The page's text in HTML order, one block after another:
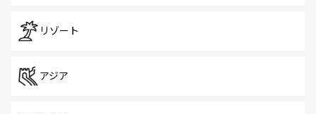
リゾート
アジア